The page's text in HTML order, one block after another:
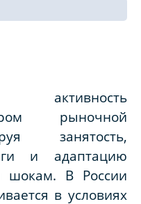
активность
рыночной
занятость,
и адаптацию
шокам. В России
в условиях